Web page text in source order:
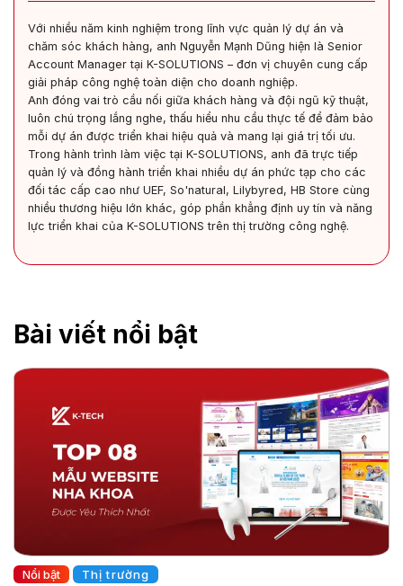
Với nhiều năm kinh nghiệm trong lĩnh vực quản lý dự án và
chăm sóc khách hàng, anh Nguyễn Mạnh Dũng hiện là Senior
Account Manager tại K-SOLUTIONS – đơn vị chuyên cung cấp
giải pháp công nghệ toàn diện cho doanh nghiệp.
Anh đóng vai trò cầu nối giữa khách hàng và đội ngũ kỹ thuật,
luôn chú trọng lắng nghe, thấu hiểu nhu cầu thực tế để đảm bảo
mỗi dự án được triển khai hiệu quả và mang lại giá trị tối ưu.
Trong hành trình làm việc tại K-SOLUTIONS, anh đã trực tiếp
quản lý và đồng hành triển khai nhiều dự án phức tạp cho các
đối tác cấp cao như UEF, So'natural, Lilybyred, HB Store cùng
nhiều thương hiệu lớn khác, góp phần khẳng định uy tín và năng
lực triển khai của K-SOLUTIONS trên thị trường công nghệ.
Bài viết nổi bật
Nổi bật Thị trường